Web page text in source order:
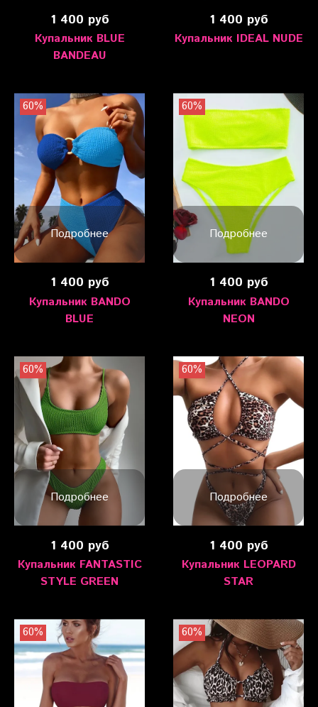
1 400 руб
Купальник BLUE
BANDEAU
1 400 руб
Купальник IDEAL NUDE
Подробнее
60%
1 400 руб
Купальник BANDO
BLUE
Подробнее
60%
1 400 руб
Купальник BANDO
NEON
Подробнее
60%
1 400 руб
Купальник FANTASTIC
STYLE GREEN
Подробнее
60%
1 400 руб
Купальник LEOPARD
STAR
60% 60%